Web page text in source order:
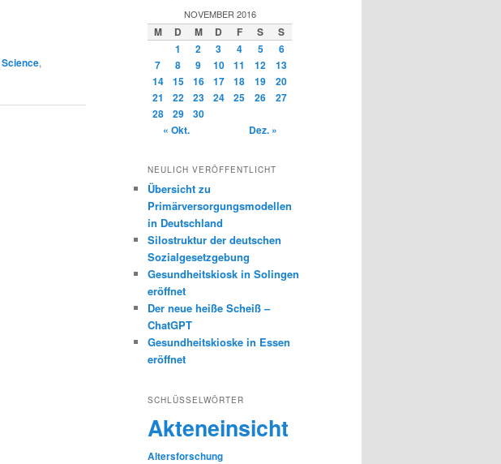
Science,
NOVEMBER 2016
M D M D F S
S
1
2 3 4 5
6
7
8 9 10 11 12
13
14
15 16 17 18 19
20
21
22 23 24 25 26
27
28
29
30
« Okt.
Dez. »
NEULICH VERÖFFENTLICHT
Übersicht zu
Primärversorgungsmodellen
in Deutschland
Silostruktur der deutschen
Sozialgesetzgebung
Gesundheitskiosk in Solingen
eröffnet
Der neue heiße Scheiß –
ChatGPT
Gesundheitskioske in Essen
eröffnet
SCHLÜSSELWÖRTER
Akteneinsicht
Altersforschung